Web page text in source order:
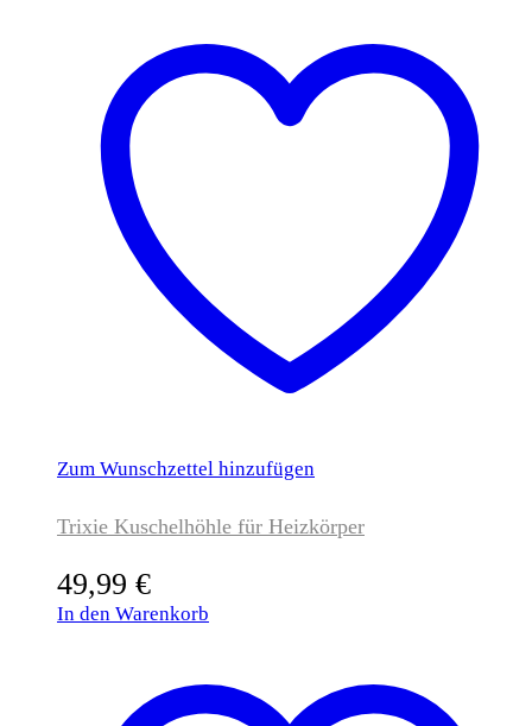
Zum Wunschzettel hinzufügen
Trixie Kuschelhöhle für Heizkörper
49,99 €
In den Warenkorb